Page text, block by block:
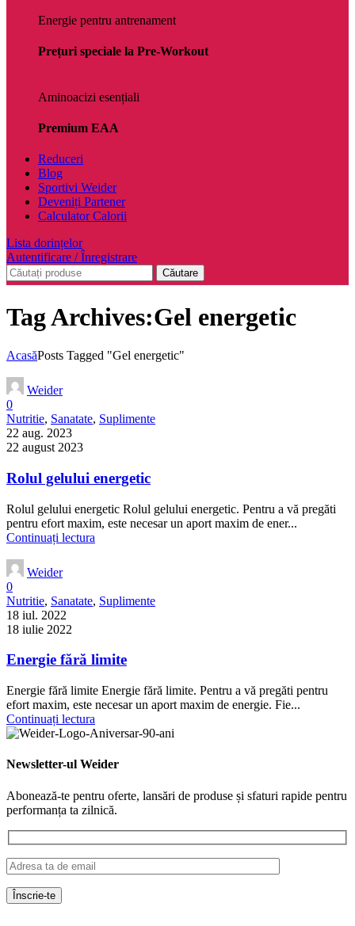
Energie pentru antrenament
Prețuri speciale la Pre-Workout
Aminoacizi esențiali
Premium EAA
Reduceri
Blog
Sportivi Weider
Deveniți Partener
Calculator Calorii
Lista dorințelor
Autentificare / Înregistrare
Căutare
Tag Archives:Gel energetic
AcasăPosts Tagged "Gel energetic"
Weider
0
Nutritie, Sanatate, Suplimente
22 aug. 2023
22 august 2023
Rolul gelului energetic
Rolul gelului energetic Rolul gelului energetic. Pentru a vă pregăti
pentru efort maxim, este necesar un aport maxim de ener...
Continuați lectura
Weider
0
Nutritie, Sanatate, Suplimente
18 iul. 2022
18 iulie 2022
Energie fără limite
Energie fără limite Energie fără limite. Pentru a vă pregăti pentru
efort maxim, este necesar un aport maxim de energie. Fie...
Continuați lectura
Newsletter-ul Weider
Abonează-te pentru oferte, lansări de produse și sfaturi rapide pentru
performanța ta zilnică.